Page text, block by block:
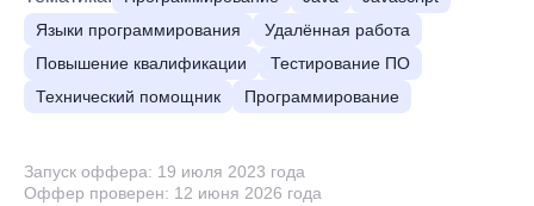
Языки программирования
Удалённая работа
Повышение квалификации
Тестирование ПО
Технический помощник
Программирование
Запуск оффера: 19 июля 2023 года
Оффер проверен: 12 июня 2026 года